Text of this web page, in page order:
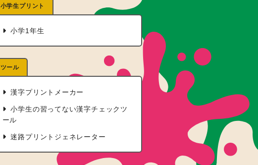
小学生プリント
小学1年生
ツール
漢字プリントメーカー
小学生の習ってない漢字チェックツ
ール
迷路プリントジェネレーター